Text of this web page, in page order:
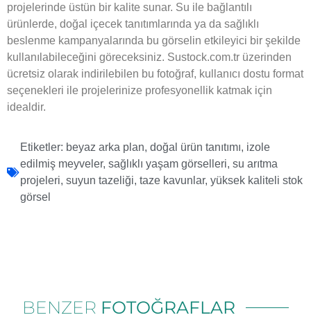
projelerinde üstün bir kalite sunar. Su ile bağlantılı
ürünlerde, doğal içecek tanıtımlarında ya da sağlıklı
beslenme kampanyalarında bu görselin etkileyici bir şekilde
kullanılabileceğini göreceksiniz. Sustock.com.tr üzerinden
ücretsiz olarak indirilebilen bu fotoğraf, kullanıcı dostu format
seçenekleri ile projelerinize profesyonellik katmak için
idealdir.
Etiketler: beyaz arka plan, doğal ürün tanıtımı, izole
edilmiş meyveler, sağlıklı yaşam görselleri, su arıtma
projeleri, suyun tazeliği, taze kavunlar, yüksek kaliteli stok
görsel
BENZER FOTOĞRAFLAR